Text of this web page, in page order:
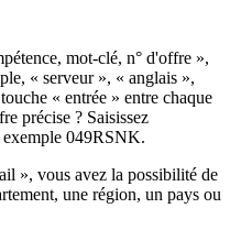
mot-clé, n° d'offre »,
« serveur », « anglais »,
« entrée » entre chaque
précise ? Saisissez
exemple 049RSNK.
», vous avez la possibilité de
une région, un pays ou